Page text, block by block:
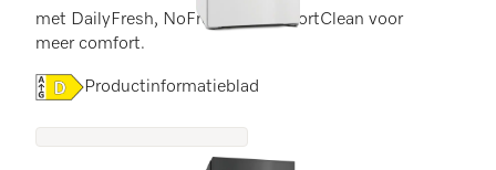
met DailyFresh, NoFrost en ComfortClean voor
meer comfort.
Online Label Flag, Energielabel
Productinformatieblad